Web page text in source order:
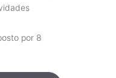
por 8